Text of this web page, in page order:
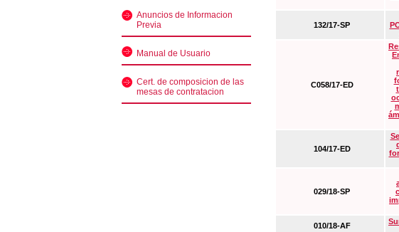
Anuncios de Informacion
Previa
Manual de Usuario
Cert. de composicion de las
mesas de contratacion
132/17-SP
C058/17-ED
104/17-ED
029/18-SP
010/18-AF